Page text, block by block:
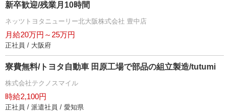
新卒歓迎/残業月10時間
ネッツトヨタニューリー北大阪株式会社 豊中店
月給20万円～25万円
正社員 / 大阪府
寮費無料/トヨタ自動車 田原工場で部品の組立製造/tutumi
株式会社テクノスマイル
時給2,100円
正社員 / 派遣社員 / 愛知県